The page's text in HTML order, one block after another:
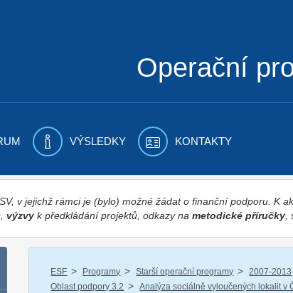
Operační
VÝSLEDKY KONTAKTY
v jejichž rámci je (bylo) možné žádat o finanční podporu. K
výzvyk předkládání projektů, odkazy na metodické příručky,
ESF / Programy / Starší operační programy / 2007-2013
Oblast podpory 3.2 / Analýza sociálně vyloučených lokalit v